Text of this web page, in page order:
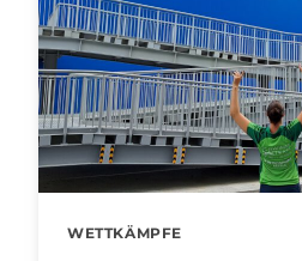
WETTKÄMPFE